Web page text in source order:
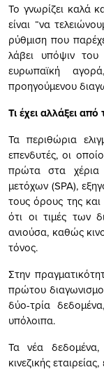
Το γνωρίζει καλά
είναι “να
ρύθμιση που
λάβει υπόψιν του
ευρωπαϊκή
προηγούμενου
Τι έχει αλλάξει
Τα περιθώρια
επενδυτές, οι
πρώτα στα χέρια
μετόχων (SPA),
τους όρους της
ότι οι τιμές των
ανιούσα, καθώς
τόνος.
Στην
πρώτου
δύο-τρία
υπόλοιπα.
Τα νέα
κινεζικής